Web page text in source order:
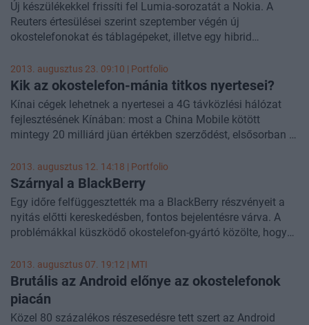
Új készülékekkel frissíti fel Lumia-sorozatát a Nokia. A
Reuters értesülései szerint szeptember végén új
okostelefonokat és táblagépeket, illetve egy hibrid
Yorkban. A cég, amely az utóbbi években lemaradt a
mobilpiaci versenyben, valóságos termékoffenzívát indított
az elmúlt hónapokban, hogy valamennyit visszarezzen
elvesztett piaci részesedéséből.
2013. augusztus 23. 09:10 | Portfolio
Kik az okostelefon-mánia titkos nyertesei?
Kínai cégek lehetnek a nyertesei a 4G távközlési hálózat
fejlesztésének Kínában: most a China Mobile kötött
mintegy 20 milliárd jüan értékben szerződést, elsősorban a
gyártója, az Ericsson és kínai szektortársa, a Huawei is arra
várnak, hogy a 4G-hálózatok kiépítése fellendítse az
iparágat, amely évek óta a költekezés hanyatlása miatt
szenved.
2013. augusztus 12. 14:18 | Portfolio
Szárnyal a BlackBerry
Egy időre felfüggesztették ma a BlackBerry részvényeit a
nyitás előtti kereskedésben, fontos bejelentésre várva. A
problémákkal küszködő okostelefon-gyártó közölte, hogy
lehetőségek vizsgálata, akár a cég eladása is szóba jöhet.
Már múlt héten felröppentek olyan pletykák, miszerint a
kanadai cég részvényeit kivezethetik a tőzsdéről, de akkor a
menedzsment még nem kommentálta az értesüléseket.
2013. augusztus 07. 19:12 | MTI
Brutális az Android előnye az okostelefonok
piacán
Közel 80 százalékos részesedésre tett szert az Android